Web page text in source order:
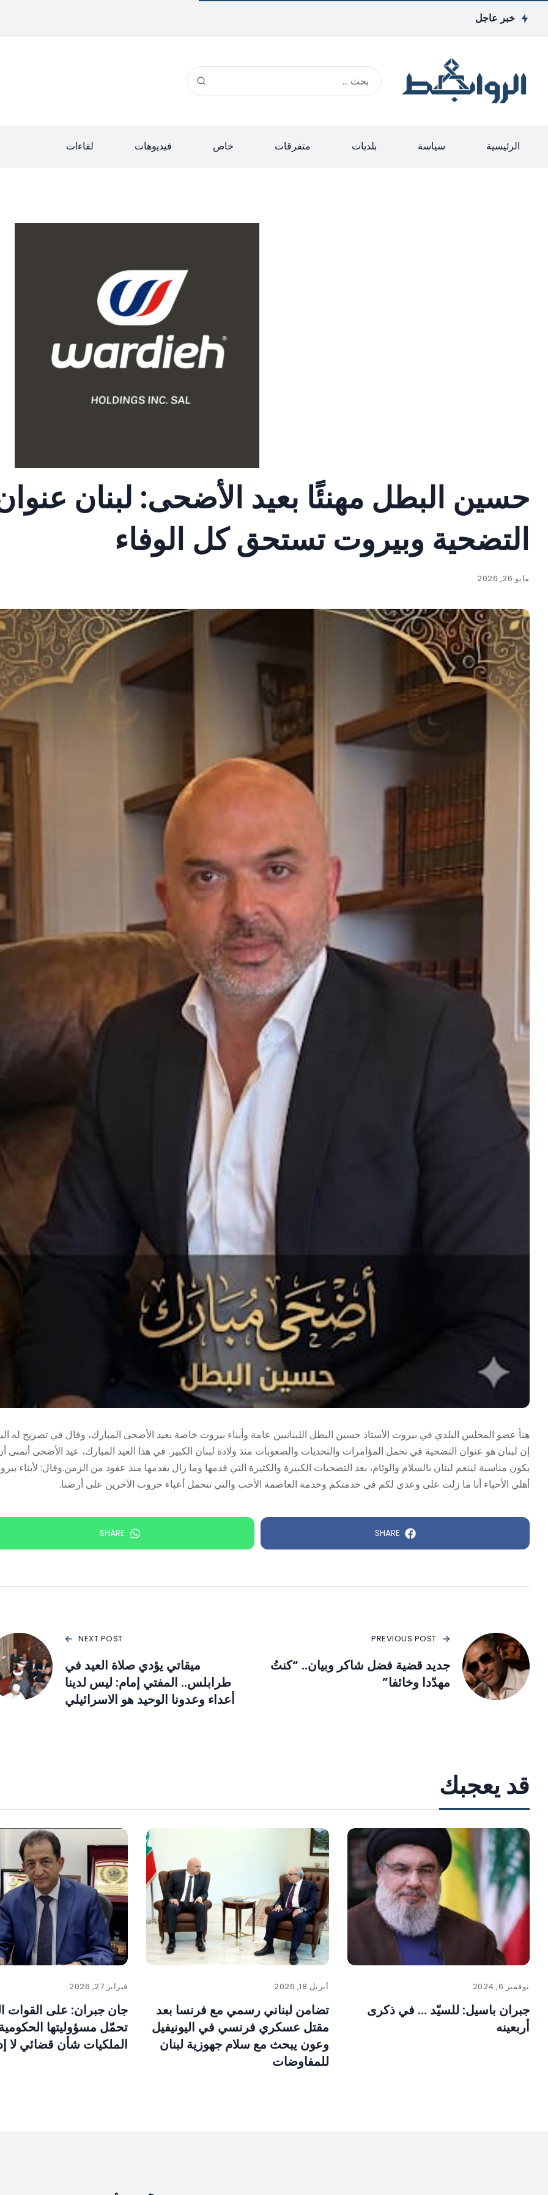
خبر عاجل
الرئيسية سياسة بلديات متفرقات خاص فيديوهات لقاءات
حسين البطل مهنئًا بعيد الأضحى: لبنان
التضحية وبيروت تستحق كل الوفاء
مايو 26, 2026
هنأ عضو المجلس البلدي في بيروت الأستاذ حسين البطل اللبنانيين عامة وأبناء بيروت خاصة بعيد الأضحى المبارك، وقال في تصريح له
إن لبنان هو عنوان التضحية في تحمل المؤامرات والتحديات والصعوبات منذ ولادة لبنان الكبير. في هذا العيد المبارك، عيد الأضحى أتمنى
يكون مناسبة لينعم لبنان بالسلام والوئام، بعد التضحيات الكبيرة والكثيرة التي قدمها وما زال يقدمها منذ عقود من الزمن.وقال: لأبناء
أهلي الأحباء أنا ما زلت على وعدي لكم في خدمتكم وخدمة العاصمة الأحب والتي تتحمل أعباء حروب الآخرين على أرضنا.
SHARE
SHARE
PREVIOUS POST
جديد قضية فضل شاكر وبيان.. “كنتُ
مهدّدا وخائفا”
NEXT POST
ميقاتي يؤدي صلاة العيد في
طرابلس.. المفتي إمام: ليس لدينا
أعداء وعدونا الوحيد هو الاسرائيلي
قد يعجبك
نوفمبر 6, 2024
جبران باسيل: للسيّد … في ذكرى
أربعينه
أبريل 18, 2026
تضامن لبناني رسمي مع فرنسا بعد
مقتل عسكري فرنسي في اليونيفيل
وعون يبحث مع سلام جهوزية لبنان
للمفاوضات
فبراير 27, 2026
جان جبران: على القوات
تحمّل مسؤوليتها
الملكيات شأن قضائي لا